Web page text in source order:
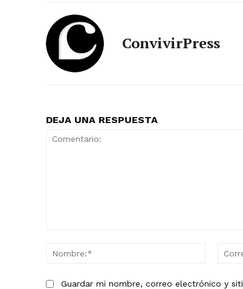
ConvivirPress
DEJA UNA RESPUESTA
Nombre:*
Guardar mi nombre, correo electrónico y